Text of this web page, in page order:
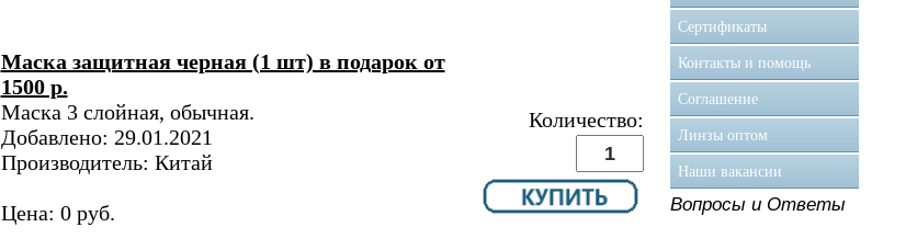
Маска защитная черная (1 шт) в подарок от
1500 р.
Маска 3 слойная, обычная.
Добавлено: 29.01.2021
Производитель: Китай
Цена: 0 руб.
Количество:
Сертификаты
Контакты и помощь
Соглашение
Линзы оптом
Наши вакансии
Вопросы и Ответы